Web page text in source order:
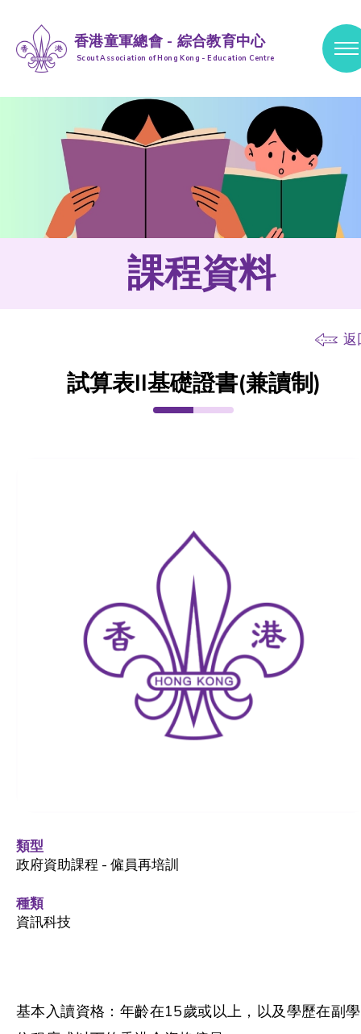
香港童軍總會 - 綜合教育中心
Scout Association of Hong Kong - Education Centre
跳到內容 (按輸入鍵)
課程資料
返
試算表II基礎證書(兼讀制)
類型
政府資助課程 - 僱員再培訓
種類
資訊科技
基本入讀資格：年齡在15歲或以上，以及學歷在副學